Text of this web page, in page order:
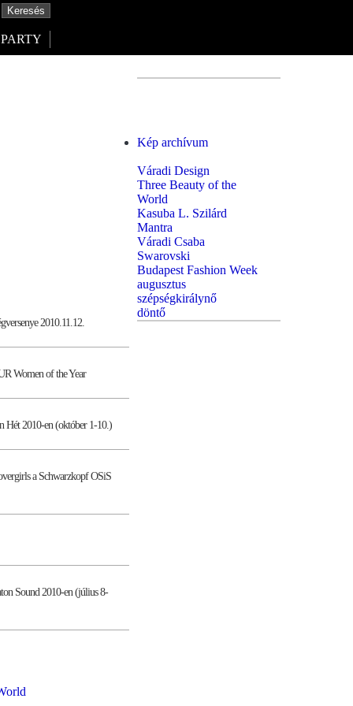
PARTY
2010.11.12.
Women of the Year
Hét 2010-en (október 1-10.)
a Schwarzkopf OSiS
Sound 2010-en (július 8-
Kép archívum
Váradi Design
Three Beauty of the
World
Kasuba L. Szilárd
Mantra
Váradi Csaba
Swarovski
Budapest Fashion Week
augusztus
szépségkirálynő
döntő